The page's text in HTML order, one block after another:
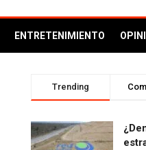
ENTRETENIMIENTO
Trending